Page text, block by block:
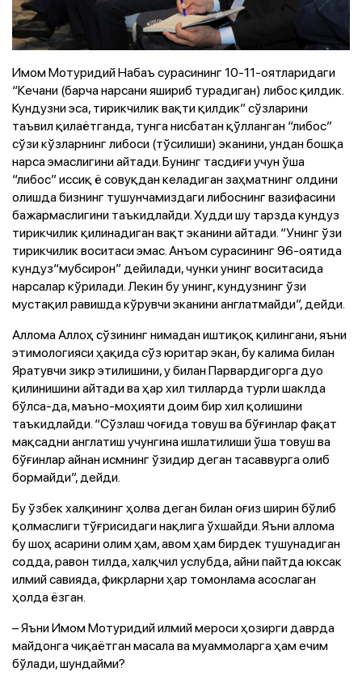
Имом Мотуридий Набаъ сурасининг 10-11-оятларидаги
“Кечани (барча нарсани яшириб турадиган) либос қилдик.
Кундузни эса, тирикчилик вақти қилдик” сўзларини
таъвил қилаётганда, тунга нисбатан қўлланган “либос”
сўзи кўзларнинг либоси (тўсилиши) эканини, ундан бошқа
нарса эмаслигини айтади. Бунинг тасдиғи учун ўша
“либос” иссиқ ё совуқдан келадиган заҳматнинг олдини
олишда бизнинг тушунчамиздаги либоснинг вазифасини
бажармаслигини таъкидлайди. Худди шу тарзда кундуз
тирикчилик қилинадиган вақт эканини айтади. “Унинг ўзи
тирикчилик воситаси эмас. Анъом сурасининг 96-оятида
кундуз“мубсирон” дейилади, чунки унинг воситасида
нарсалар кўрилади. Лекин бу унинг, кундузнинг ўзи
мустақил равишда кўрувчи эканини англатмайди”, дейди.
Аллома Аллоҳ сўзининг нимадан иштиқоқ қилингани, яъни
этимологияси ҳақида сўз юритар экан, бу калима билан
Яратувчи зикр этилишини, у билан Парвардигорга дуо
қилинишини айтади ва ҳар хил тилларда турли шаклда
бўлса-да, маъно-моҳияти доим бир хил қолишини
таъкидлайди. “Сўзлаш чоғида товуш ва бўғинлар фақат
мақсадни англатиш учунгина ишлатилиши ўша товуш ва
бўғинлар айнан исмнинг ўзидир деган тасаввурга олиб
бормайди”, дейди.
Бу ўзбек халқининг ҳолва деган билан оғиз ширин бўлиб
қолмаслиги тўғрисидаги нақлига ўхшайди. Яъни аллома
бу шоҳ асарини олим ҳам, авом ҳам бирдек тушунадиган
содда, равон тилда, халқчил услубда, айни пайтда юксак
илмий савияда, фикрларни ҳар томонлама асослаган
ҳолда ёзган.
– Яъни Имом Мотуридий илмий мероси ҳозирги даврда
майдонга чиқаётган масала ва муаммоларга ҳам ечим
бўлади, шундайми?